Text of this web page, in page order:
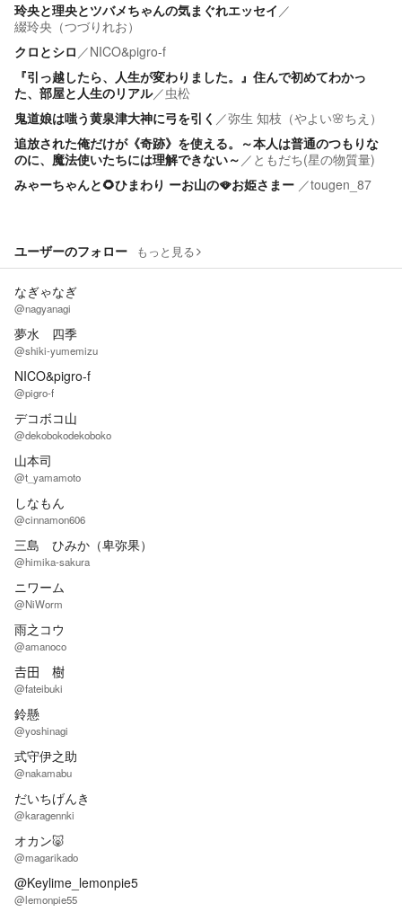
玲央と理央とツバメちゃんの気まぐれエッセイ ／
綴玲央（つづりれお）
クロとシロ ／NICO&pigro-f
『引っ越したら、人生が変わりました。』住んで初めてわかっ
た、部屋と人生のリアル／虫松
鬼道娘は嗤う黄泉津大神に弓を引く ／弥生 知枝（やよい🌸ちえ）
追放された俺だけが《奇跡》を使える。～本人は普通のつもりな
のに、魔法使いたちには理解できない～ ／ ともだち(星の物質量)
みゃーちゃんと🌻ひまわり ーお山の🪭お姫さまー ／tougen_87
ユーザーのフォロー もっと見る
なぎゃなぎ
@nagyanagi
夢水 四季
@shiki-yumemizu
NICO&pigro-f
@pigro-f
デコボコ山
@dekobokodekoboko
山本司
@t_yamamoto
しなもん
@cinnamon606
三島 ひみか（卑弥果）
@himika-sakura
ニワーム
@NiWorm
雨之コウ
@amanoco
𠮷田 樹
@fateibuki
鈴懸
@yoshinagi
式守伊之助
@nakamabu
だいちげんき
@karagennki
オカン🐷
@magarikado
@Keylime_lemonpie5
@lemonpie55